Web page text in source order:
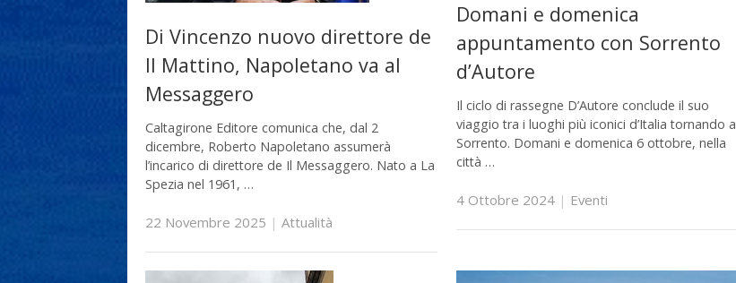
Di Vincenzo nuovo direttore de
Il Mattino, Napoletano va al
Messaggero
Caltagirone Editore comunica che, dal 2
dicembre, Roberto Napoletano assumerà
l’incarico di direttore de Il Messaggero. Nato a La
Spezia nel 1961, …
22 Novembre 2025 | Attualità
Domani e domenica
appuntamento con Sorrento
d’Autore
Il ciclo di rassegne D’Autore conclude il suo
viaggio tra i luoghi più iconici d’Italia tornando a
Sorrento. Domani e domenica 6 ottobre, nella
città …
4 Ottobre 2024| Eventi